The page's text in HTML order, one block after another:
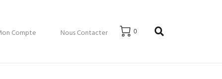
Compte Nous Contacter 0